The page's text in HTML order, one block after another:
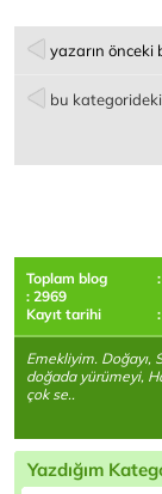
yazarın önceki
bu
Toplam blog
: 2969
Kayıt tarihi
Emekliyim. Doğayı,
doğada yürümeyi,
çok se..
Yazdığım